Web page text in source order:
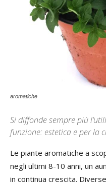
aromatiche
Si diffonde sempre più
funzione: estetica e per la
Le piante aromatiche a
negli ultimi 8-10 anni, un
in continua crescita.